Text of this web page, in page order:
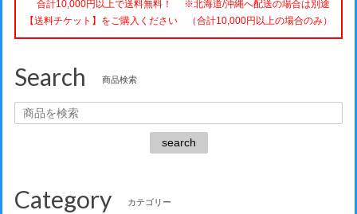
合計10,000円以上で送料無料！ ※北海道/沖縄へ配送の場合は別途
【送料チケット】をご購入ください （合計10,000円以上の場合のみ）
Search 商品検索
search
Category カテゴリー